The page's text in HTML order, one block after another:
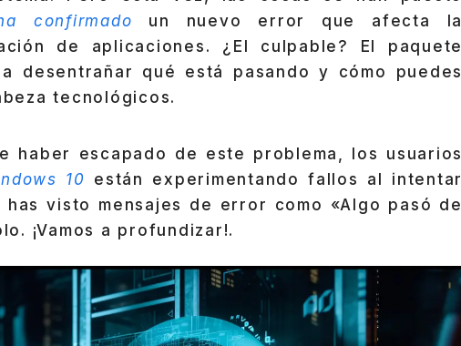
confirmado un nuevo error que afecta la
de aplicaciones. ¿El culpable? El paquete
a desentrañar qué está pasando y cómo puedes
tecnológicos.
haber escapado de este problema, los usuarios
10 están experimentando fallos al intentar
visto mensajes de error como «Algo pasó de
¡Vamos a profundizar!.